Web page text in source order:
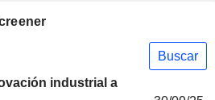
Buscar
industrial a